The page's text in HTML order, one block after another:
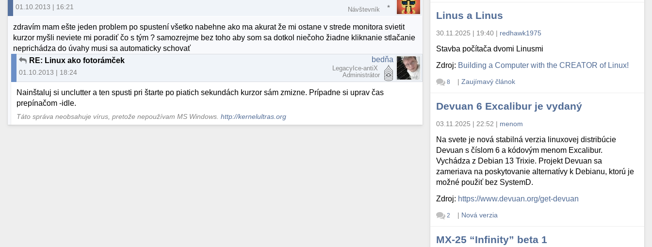
01.10.2013 | 16:21 Návštevník
zdravím mam ešte jeden problem po spustení všetko nabehne ako ma akurat že mi ostane v strede monitora svietit
kurzor myšli neviete mi poradiť čo s tým ? samozrejme bez toho aby som sa dotkol niečoho žiadne kliknanie stlačanie
neprichádza do úvahy musi sa automaticky schovať
RE: Linux ako fotorámček
01.10.2013 | 18:24
bedňa
LegacyIce-antiX
Administrátor
Nainštaluj si unclutter a ten spusti pri štarte po piatich sekundách kurzor sám zmizne. Prípadne si uprav čas
prepínačom -idle.
Táto správa neobsahuje vírus, pretože nepoužívam MS Windows.http://kernelultras.org
Linus a Linus
30.11.2025 | 19:40 | redhawk1975
Stavba počítača dvomi Linusmi
Zdroj: Building a Computer with the CREATOR of Linux!
8 | Zaujímavý článok
Devuan 6 Excalibur je vydaný
03.11.2025 | 22:52 | menom
Na svete je nová stabilná verzia linuxovej distribúcie
Devuan s číslom 6 a kódovým menom Excalibur.
Vychádza z Debian 13 Trixie. Projekt Devuan sa
zameriava na poskytovanie alternatívy k Debianu, ktorú je
možné použiť bez SystemD.
Zdroj: https://www.devuan.org/get-devuan
2 | Nová verzia
MX-25 “Infinity” beta 1